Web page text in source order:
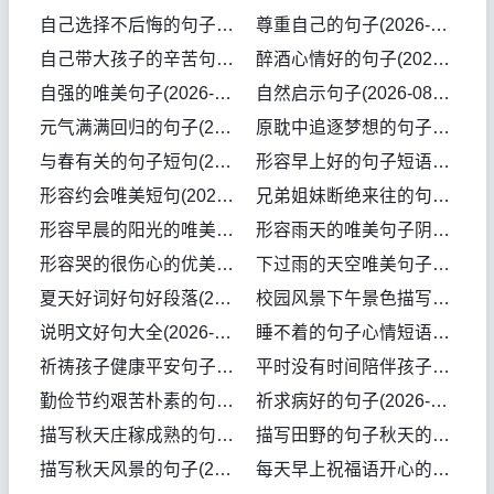
自己选择不后悔的句子(2026-08-06句子)
尊重自己的句子(2026-08-06句子)
自己带大孩子的辛苦句子(2026-08-06句子)
醉酒心情好的句子(2026-08-06句子)
自强的唯美句子(2026-08-06句子)
自然启示句子(2026-08-06句子)
元气满满回归的句子(2026-08-04句子)
原耽中追逐梦想的句子(2026-08-04句子)
与春有关的句子短句(2026-08-04句子)
形容早上好的句子短语(2026-08-03句子)
形容约会唯美短句(2026-08-03句子)
兄弟姐妹断绝来往的句子(2026-08-03句子)
形容早晨的阳光的唯美句子(2026-08-03句子)
形容雨天的唯美句子阴天的句子(2026-08-03句子)
形容哭的很伤心的优美句子(2026-08-02句子)
下过雨的天空唯美句子(2026-08-01句子)
夏天好词好句好段落(2026-08-01句子)
校园风景下午景色描写句子(2026-08-01句子)
说明文好句大全(2026-07-31句子)
睡不着的句子心情短语(2026-07-31句子)
祈祷孩子健康平安句子(2026-07-30句子)
平时没有时间陪伴孩子的句子(2026-07-30句子)
勤俭节约艰苦朴素的句子(2026-07-30句子)
祈求病好的句子(2026-07-30句子)
描写秋天庄稼成熟的句子(2026-07-29句子)
描写田野的句子秋天的田野(2026-07-29句子)
描写秋天风景的句子(2026-07-29句子)
每天早上祝福语开心的句子(2026-07-28句子)